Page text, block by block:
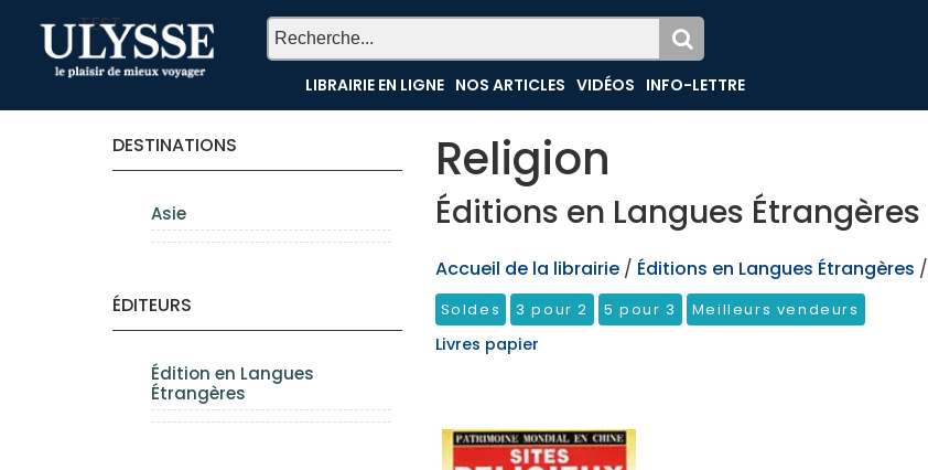
TEST
LIBRAIRIE EN LIGNE NOS ARTICLES VIDÉOS INFO-LETTRE
DESTINATIONS
Asie
ÉDITEURS
Édition en Langues
Étrangères
Religion
Éditions en Langues Étrangères
Accueil de la librairie / Éditions en Langues Étrangères /
Soldes 3 pour 2 5 pour 3 Meilleurs vendeurs
Livres papier